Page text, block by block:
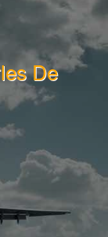
De